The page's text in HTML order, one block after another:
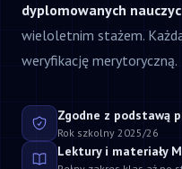
dyplomowanych
wieloletnim stażem.
weryfikację merytoryczną.
Zgodne z podstawą
Rok szkolny 2025/26
Lektury i materiały